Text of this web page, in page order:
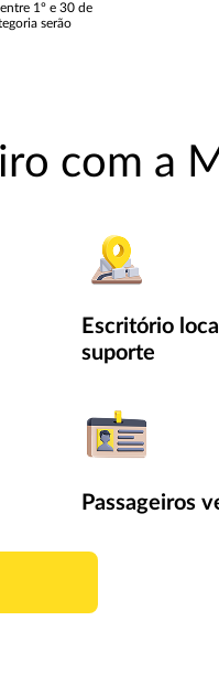
1º e 30 de
serão
com a
Escritório
suporte
Passageiros